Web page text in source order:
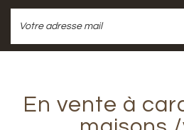
En vente à carqueiranne :